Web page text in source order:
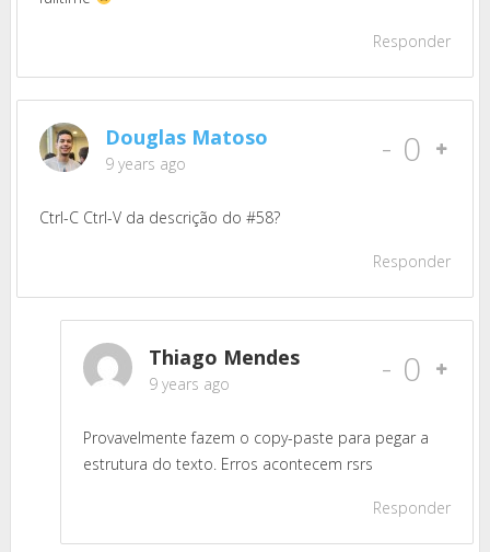
Responder
Douglas Matoso
9 years ago - 0
Ctrl-C Ctrl-V da descrição do #58?
Responder
Thiago Mendes
9 years ago - 0
Provavelmente fazem o copy-paste para pegar a
estrutura do texto. Erros acontecem rsrs
Responder